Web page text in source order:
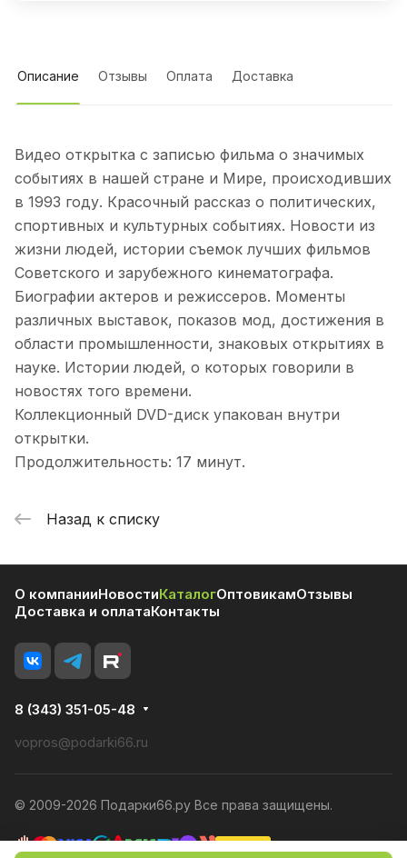
Описание Отзывы Оплата Доставка
Видео открытка с записью фильма о значимых
событиях в нашей стране и Мире, происходивших
в 1993 году. Красочный рассказ о политических,
спортивных и культурных событиях. Новости из
жизни людей, истории съемок лучших фильмов
Советского и зарубежного кинематографа.
Биографии актеров и режиссеров. Моменты
различных выставок, показов мод, достижения в
области промышленности, знаковых открытиях в
науке. Истории людей, о которых говорили в
новостях того времени.
Коллекционный DVD-диск упакован внутри
открытки.
Продолжительность: 17 минут.
Назад к списку
О компанииНовостиКаталогОптовикамОтзывы
Доставка и оплатаКонтакты
8 (343) 351-05-48
vopros@podarki66.ru
© 2009-2026 Подарки66.ру Все права защищены.